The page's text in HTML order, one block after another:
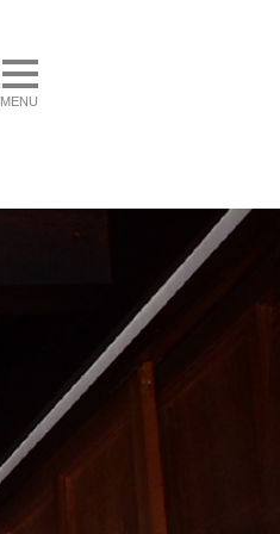
toggle navigation
MENU